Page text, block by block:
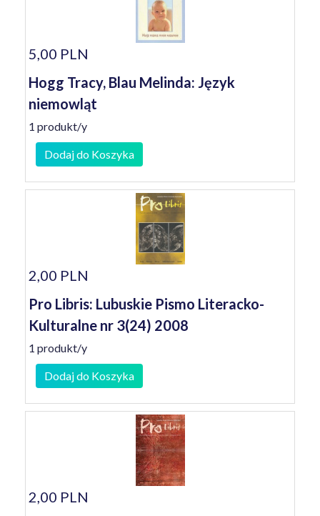
5,00 PLN
Hogg Tracy, Blau Melinda: Język
niemowląt
1 produkt/y
Dodaj do Koszyka
2,00 PLN
Pro Libris: Lubuskie Pismo Literacko-
Kulturalne nr 3(24) 2008
1 produkt/y
Dodaj do Koszyka
2,00 PLN